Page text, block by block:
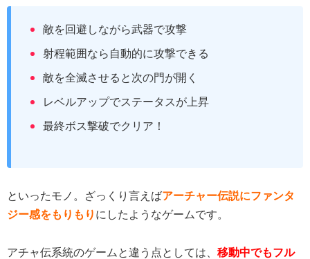
敵を回避しながら武器で攻撃
射程範囲なら自動的に攻撃できる
敵を全滅させると次の門が開く
レベルアップでステータスが上昇
最終ボス撃破でクリア！
といったモノ。ざっくり言えばアーチャー伝説にファンタ
ジー感をもりもり にしたようなゲームです。
アチャ伝系統のゲームと違う点としては、 移動中でもフル